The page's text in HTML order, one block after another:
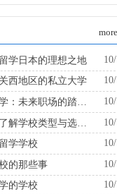
more
学日本的理想之地
西地区的私立大学
学学校
的那些事
的学校